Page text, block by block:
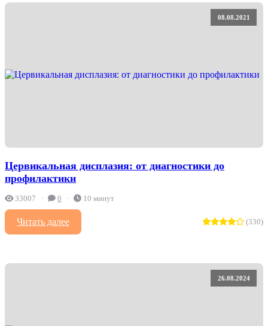
08.08.2021
Цервикальная дисплазия: от диагностики до
профилактики
33007 0 10 минут
Читать далее (330)
26.08.2024